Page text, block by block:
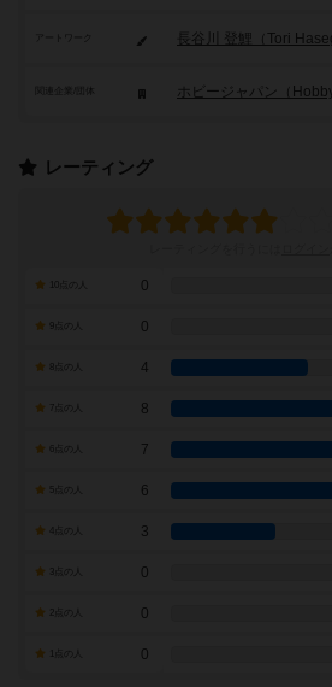
アートワーク 長谷川 登鯉（Tori
ホビージャパン（
レーティング
0
0
4
7点の人 8
7
6
3
0
0
0